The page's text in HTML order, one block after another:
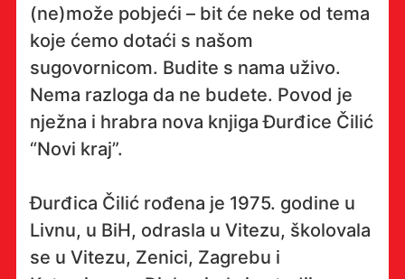
(ne)može pobjeći – bit će neke od tema
koje ćemo dotaći s našom
sugovornicom. Budite s nama uživo.
Nema razloga da ne budete. Povod je
nježna i hrabra nova knjiga Đurđice Čilić
“Novi kraj”.
Đurđica Čilić rođena je 1975. godine u
Livnu, u BiH, odrasla u Vitezu, školovala
se u Vitezu, Zenici, Zagrebu i